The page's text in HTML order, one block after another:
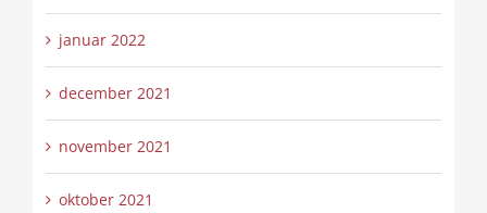
januar 2022
december 2021
november 2021
oktober 2021